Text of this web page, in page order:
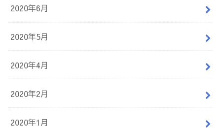
2020年6月
2020年5月
2020年4月
2020年2月
2020年1月